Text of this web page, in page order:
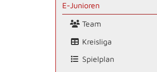
E-Junioren
Team
Kreisliga
Spielplan